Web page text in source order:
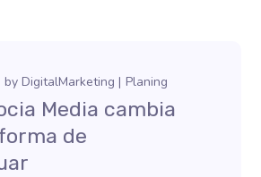
Media cambia
de
by DigitalMarketing Planing